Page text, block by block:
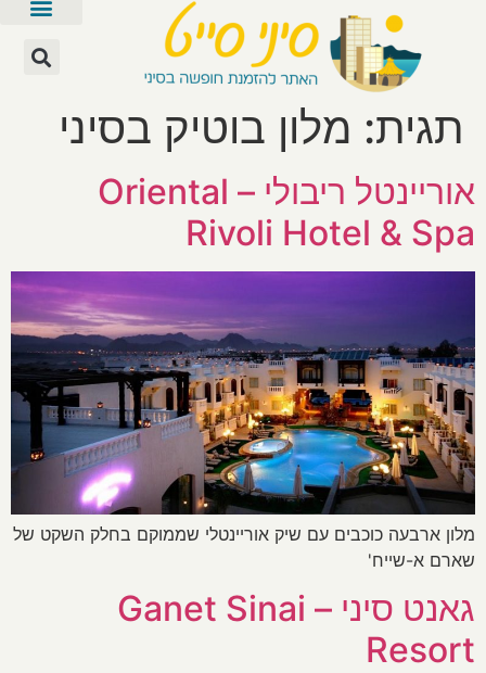
תגית: מלון בוטיק בסיני
אוריינטל ריבולי – Oriental
Rivoli Hotel & Spa
מלון ארבעה כוכבים עם שיק אוריינטלי שממוקם בחלק השקט של
שארם א-שייח'
גאנט סיני – Ganet Sinai
Resort